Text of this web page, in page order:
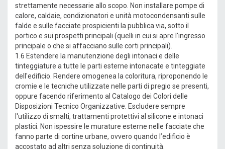
strettamente necessarie allo scopo. Non installare pompe di
calore, caldaie, condizionatori e unità motocondensanti sulle
falde e sulle facciate prospicienti la pubblica via, sotto il
portico e sui prospetti principali (quelli in cui si apre l'ingresso
principale o che si affacciano sulle corti principali).
1.6 Estendere la manutenzione degli intonaci e delle
tinteggiature a tutte le parti esterne intonacate e tinteggiate
dell'edificio. Rendere omogenea la coloritura, riproponendo le
cromie e le tecniche utilizzate nelle parti di pregio se presenti,
oppure facendo riferimento al Catalogo dei Colori delle
Disposizioni Tecnico Organizzative. Escludere sempre
l'utilizzo di smalti, trattamenti protettivi al silicone e intonaci
plastici. Non ispessire le murature esterne nelle facciate che
fanno parte di cortine urbane, ovvero quando l’edificio è
accostato ad altri senza soluzione di continuità.